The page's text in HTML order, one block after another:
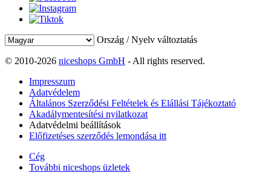
Ország / Nyelv változtatás
© 2010-2026 niceshops GmbH - All rights reserved.
Impresszum
Adatvédelem
Általános Szerződési Feltételek és Elállási Tájékoztató
Akadálymentesítési nyilatkozat
Adatvédelmi beállítások
Előfizetéses szerződés lemondása itt
Cég
További niceshops üzletek